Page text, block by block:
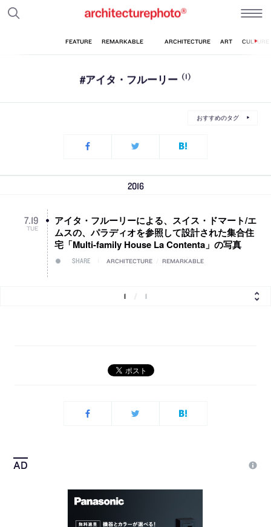
#アイタ・フルーリー (1)
おすすめのタグ
2016
7.19
TUE
アイタ・フルーリーによる、スイス・ドマート/エ
ムスの、パラディオを参照して設計された集合住
宅「Multi-family House La Contenta」の写真
SHARE ARCHITECTURE REMARKABLE
1 1